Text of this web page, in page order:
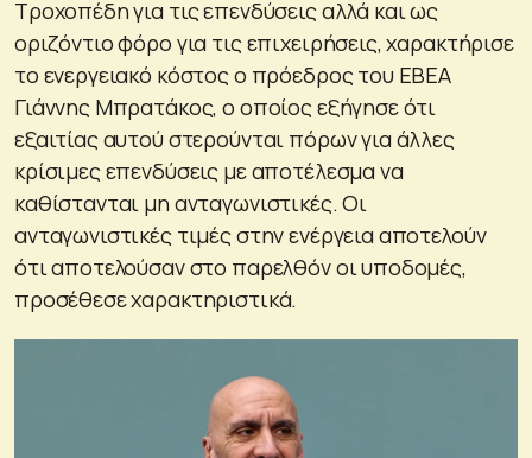
Τροχοπέδη για τις επενδύσεις αλλά και ως
οριζόντιο φόρο για τις επιχειρήσεις, χαρακτήρισε
το ενεργειακό κόστος ο πρόεδρος του ΕΒΕΑ
Γιάννης Μπρατάκος, ο οποίος εξήγησε ότι
εξαιτίας αυτού στερούνται πόρων για άλλες
κρίσιμες επενδύσεις με αποτέλεσμα να
καθίστανται μη ανταγωνιστικές. Οι
ανταγωνιστικές τιμές στην ενέργεια αποτελούν
ότι αποτελούσαν στο παρελθόν οι υποδομές,
προσέθεσε χαρακτηριστικά.